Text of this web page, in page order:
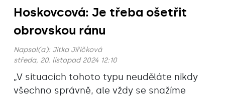
Hoskovcová: Je třeba ošetřit
obrovskou ránu
Napsal(a): Jitka Jiřičková
středa, 20. listopad 2024 12:10
„V situacích tohoto typu neuděláte nikdy
všechno správně, ale vždy se snažíme